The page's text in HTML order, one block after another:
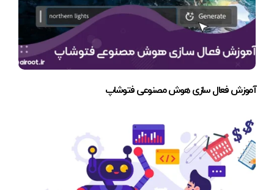
آموزش فعال سازی هوش مصنوعی فتوشاپ